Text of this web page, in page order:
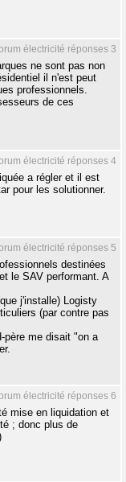
électricité réponses 3
ne sont pas non
il n'est peut
professionnels.
de ces
électricité réponses 4
a régler et il est
pour les solutionner.
électricité réponses 5
destinées
le SAV performant. A
j'installe) Logisty
(par contre pas
père me disait "on a
électricité réponses 6
mise en liquidation et
; donc plus de